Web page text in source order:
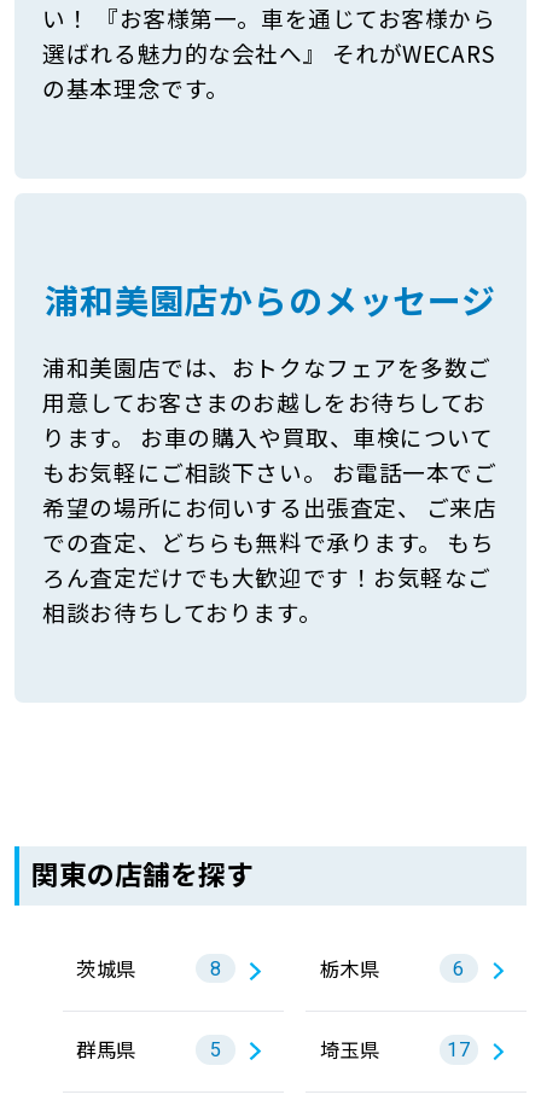
い！ 『お客様第一。車を通じてお客様から
選ばれる魅力的な会社へ』 それがWECARS
の基本理念です。
浦和美園店からのメッセージ
浦和美園店では、おトクなフェアを多数ご
用意してお客さまのお越しをお待ちしてお
ります。 お車の購入や買取、車検について
もお気軽にご相談下さい。 お電話一本でご
希望の場所にお伺いする出張査定、 ご来店
での査定、どちらも無料で承ります。 もち
ろん査定だけでも大歓迎です！お気軽なご
相談お待ちしております。
関東の店舗を探す
茨城県 8 栃木県 6
群馬県 5 埼玉県 17